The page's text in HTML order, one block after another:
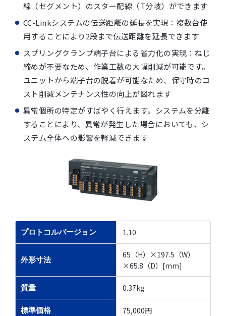
線（セグメント）のスター配線（T分岐）ができます
CC-Linkシステムの伝送距離の延長を実現：複数台使
用することにより2段まで伝送距離を延長できます
スプリングクランプ端子台による省力化の実現：ねじ
締めが不要なため、作業工数の大幅削減が可能です。
ユニットから端子台の脱着が可能なため、保守時のコ
スト削減メンテナンス性の向上が図れます
異常個所の特定がすばやく行えます。システムを分離
することにより、異常が発生した場合においても、シ
ステム全体への影響を軽減できます
プロトコルバージョン 1.10
外形寸法
65（H）×197.5（W）
×65.8（D）[mm]
質量 0.37kg
標準価格 75,000円